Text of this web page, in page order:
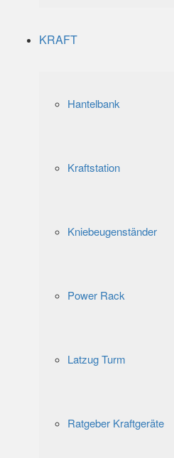
KRAFT
Hantelbank
Kraftstation
Kniebeugenständer
Power Rack
Latzug Turm
Ratgeber Kraftgeräte